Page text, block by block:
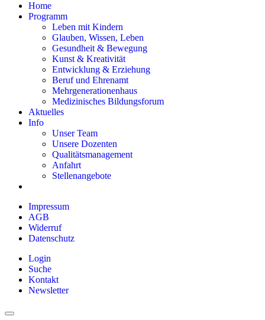
Home
Programm
Leben mit Kindern
Glauben, Wissen, Leben
Gesundheit & Bewegung
Kunst & Kreativität
Entwicklung & Erziehung
Beruf und Ehrenamt
Mehrgenerationenhaus
Medizinisches Bildungsforum
Aktuelles
Info
Unser Team
Unsere Dozenten
Qualitätsmanagement
Anfahrt
Stellenangebote
Impressum
AGB
Widerruf
Datenschutz
Login
Suche
Kontakt
Newsletter